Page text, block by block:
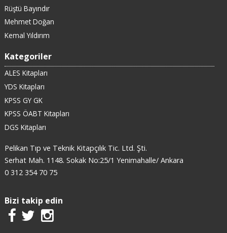
Rüştü Bayındır
Mehmet Doğan
Kemal Yıldırım
Kategoriler
ALES Kitapları
YDS Kitapları
KPSS GY GK
KPSS ÖABT Kitapları
DGS Kitapları
Pelikan Tıp ve Teknik Kitapçılık Tic. Ltd. Şti.
Serhat Mah. 1148. Sokak No:25/1 Yenimahalle/ Ankara
0 312 354 70 75
Bizi takip edin